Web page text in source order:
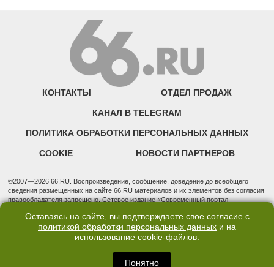
КОНТАКТЫ ОТДЕЛ ПРОДАЖ
КАНАЛ В TELEGRAM
ПОЛИТИКА ОБРАБОТКИ ПЕРСОНАЛЬНЫХ ДАННЫХ
COOKIE НОВОСТИ ПАРТНЕРОВ
©2007—2026 66.RU. Воспроизведение, сообщение, доведение до всеобщего
сведения размещенных на сайте 66.RU материалов и их элементов без согласия
правообладателя запрещено. Сетевое издание «Современный портал
надзору в сфере связи, информационных технологий и массовых коммуникаций
(Роскомнадзор). Регистрационный номер ЭЛ № ФС 77 - 76634 от 02.09.2019
Учредитель: Общество с ограниченной ответственностью "66.ру". Юридический
3, оф. 7015 Фактический адрес редакции и отдела продаж: 620014, Свердловская
обл., г. Екатеринбург, ул. Бориса Ельцина, д. 3, оф. 7015, +7 (343) 288-50-66
Оставаясь на сайте, вы подтверждаете свое согласие с
политикой обработки персональных данных и на
использование cookie-файлов.
Понятно